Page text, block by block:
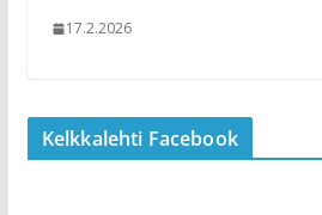
17.2.2026
Kelkkalehti Facebook